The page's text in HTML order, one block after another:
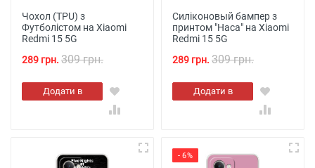
Чохол (TPU) з
Футболістом на Xiaomi
Redmi 15 5G
289 грн. 309 грн.
Додати в
кошик
Силіконовый бампер з
принтом "Наса" на Xiaomi
Redmi 15 5G
289 грн. 309 грн.
Додати в
кошик
- 6%